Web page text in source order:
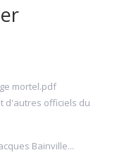
mortel.pdf
d'autres officiels du
Bainville...